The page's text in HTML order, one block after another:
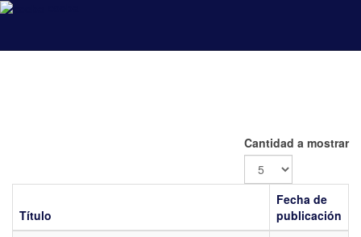
Cantidad a mostrar
Título
Fecha de
publicación